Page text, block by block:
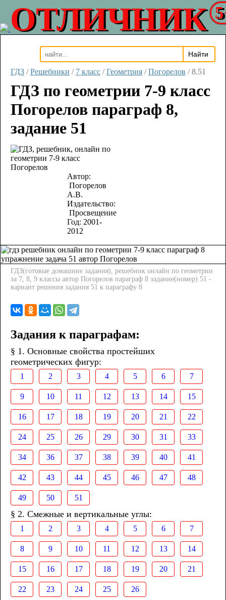
ОТЛИЧНИК
ГДЗ / Решебники / 7 класс / Геометрия / Погорелов / 8.51
ГДЗ по геометрии 7-9 класс
Погорелов параграф 8,
задание 51
Автор:
Погорелов
А.В.
Издательство:
Просвещение
Год: 2001-
2012
ГДЗ(готовые домашние задания), решебник онлайн по геометрии
за 7, 8, 9 классы автор Погорелов параграф 8 задание(номер) 51 -
вариант решения задания 51 к параграфу 8
Задания к параграфам:
§ 1. Основные свойства простейших
геометрических фигур:
1 2 3 4 5 6 7
9 10 11 12 13 14 15
16 17 18 19 20 21 22
24 25 26 29 30 31 33
34 36 37 38 39 40 41
42 43 44 45 46 47 48
49 50 51
§ 2. Смежные и вертикальные углы:
1 2 3 4 5 6 7
8 9 10 11 12 13 14
15 16 17 18 19 20 21
22 23 24 25 26